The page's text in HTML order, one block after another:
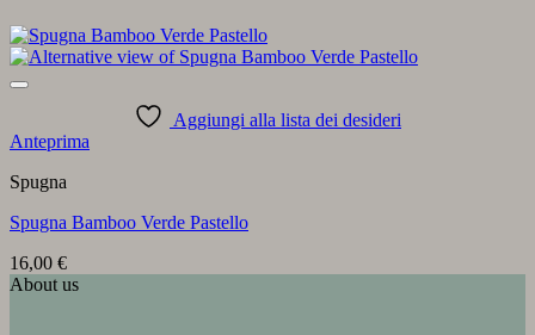
Aggiungi alla lista dei desideri
Anteprima
Spugna
Spugna Bamboo Verde Pastello
16,00 €
About us